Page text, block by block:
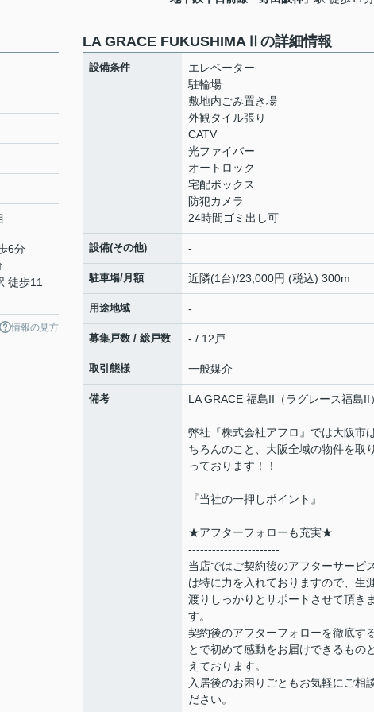
6分
徒歩11
情報の見方
LA GRACE FUKUSHIMAⅡの詳細情報
設備条件
エレベーター
駐輪場
敷地内ごみ置き場
外観タイル張り
CATV
光ファイバー
オートロック
宅配ボックス
防犯カメラ
24時間ゴミ出し可
設備(その他) -
駐車場/月額 近隣(1台)/23,000円 (税込) 300m
用途地域 -
募集戸数 / 総戸数 - / 12戸
取引態様 一般媒介
備考 LA GRACE 福島II（ラグレース福島II）
弊社『株式会社アフロ』では大阪市
ちろんのこと、大阪全域の物件を取
っております！！
『当社の一押しポイント』
★アフターフォローも充実★
-----------------------
当店ではご契約後のアフターサービ
は特に力を入れておりますので、生
渡りしっかりとサポートさせて頂きま
す。
契約後のアフターフォローを徹底す
とで初めて感動をお届けできるもの
えております。
入居後のお困りごともお気軽にご相
ださい。